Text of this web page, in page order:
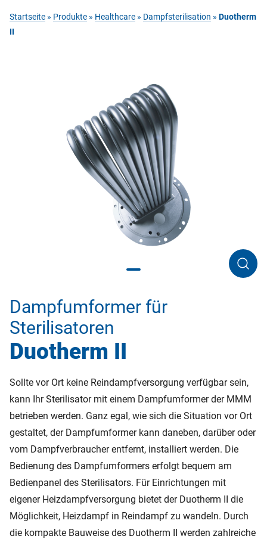
Startseite » Produkte » Healthcare » Dampfsterilisation » Duotherm
II
Dampfumformer für
Sterilisatoren
Duotherm II
Sollte vor Ort keine Reindampfversorgung verfügbar sein,
kann Ihr Sterilisator mit einem Dampfumformer der MMM
betrieben werden. Ganz egal, wie sich die Situation vor Ort
gestaltet, der Dampfumformer kann daneben, darüber oder
vom Dampfverbraucher entfernt, installiert werden. Die
Bedienung des Dampfumformers erfolgt bequem am
Bedienpanel des Sterilisators. Für Einrichtungen mit
eigener Heizdampfversorgung bietet der Duotherm II die
Möglichkeit, Heizdampf in Reindampf zu wandeln. Durch
die kompakte Bauweise des Duotherm II werden zahlreiche